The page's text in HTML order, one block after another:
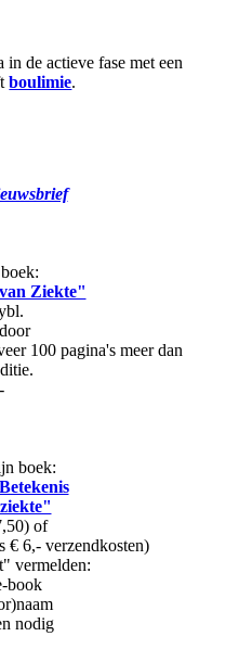
de actieve fase met een
boulimie.
Ziekte"
100 pagina's meer dan
boek:
of
€ 6,- verzendkosten)
vermelden:
book
nodig